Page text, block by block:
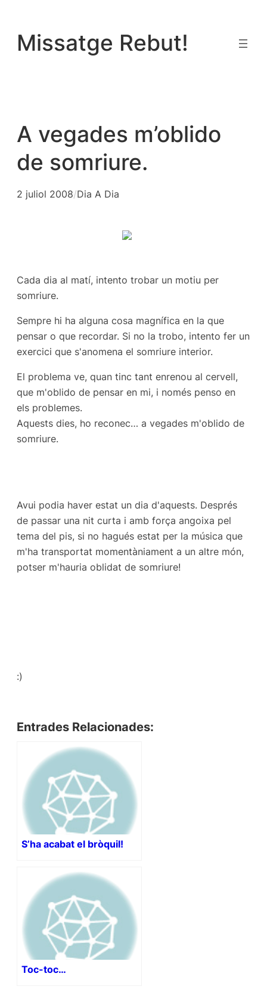
contingut
Missatge Rebut!
A vegades m’oblido
de somriure.
2 juliol 2008/Dia A Dia
Cada dia al matí, intento trobar un motiu per
somriure.
Sempre hi ha alguna cosa magnífica en la que
pensar o que recordar. Si no la trobo, intento fer un
exercici que s'anomena el somriure interior.
El problema ve, quan tinc tant enrenou al cervell,
que m'oblido de pensar en mi, i només penso en
els problemes.
Aquests dies, ho reconec… a vegades m'oblido de
somriure.
Avui podia haver estat un dia d'aquests. Després
de passar una nit curta i amb força angoixa pel
tema del pis, si no hagués estat per la música que
m'ha transportat momentàniament a un altre món,
potser m'hauria oblidat de somriure!
:)
Entrades Relacionades:
S’ha acabat el bròquil!
Toc-toc…